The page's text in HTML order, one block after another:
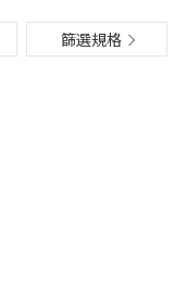
篩選規格
品詳情